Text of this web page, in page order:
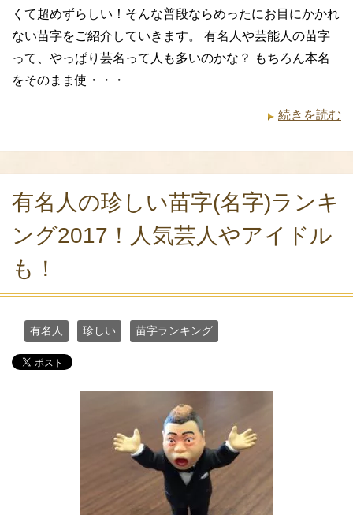
くて超めずらしい！そんな普段ならめったにお目にかかれ
ない苗字をご紹介していきます。 有名人や芸能人の苗字
って、やっぱり芸名って人も多いのかな？ もちろん本名
をそのまま使・・・
続きを読む
有名人の珍しい苗字(名字)ランキ
ング2017！人気芸人やアイドル
も！
有名人 珍しい 苗字ランキング